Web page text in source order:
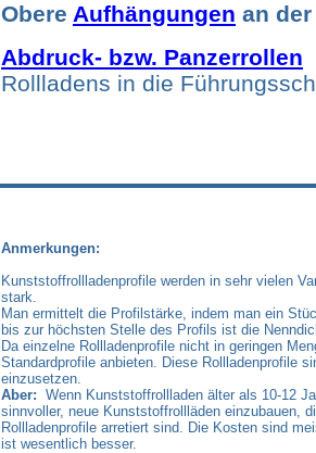
Obere Aufhängungen an
Abdruck- bzw. Panzerrollen
Rollladens in die
Anmerkungen:
Kunststoffrollladenprofile werden in sehr vielen
stark.
Man ermittelt die Profilstärke, indem man ein
bis zur höchsten Stelle des Profils ist die
Da einzelne Rollladenprofile nicht in geringen
Standardprofile anbieten. Diese Rollladenprofile
einzusetzen.
Aber: Wenn Kunststoffrollladen älter als 10-12
sinnvoller, neue Kunststoffrollläden einzubauen,
Rollladenprofile arretiert sind. Die Kosten sind
ist wesentlich besser.